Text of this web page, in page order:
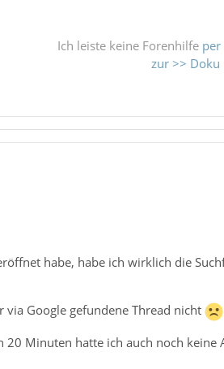
Ich leiste keine Forenhilfe per
zur >> Doku
habe, habe ich wirklich die
Google gefundene Thread nicht
20 Minuten hatte ich auch noch